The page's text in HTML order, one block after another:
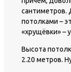
сантиметров.
потолками –
«хрущёвки» –
Высота
2.20 метров.